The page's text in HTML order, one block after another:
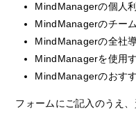
MindManagerの個人
MindManagerのチー
MindManagerの全社
MindManagerを使用
MindManagerのおす
フォームにご記入のうえ、